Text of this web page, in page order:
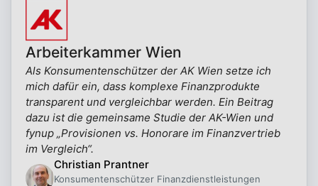
Arbeiterkammer Wien
Als Konsumentenschützer der AK Wien setze ich
mich dafür ein, dass komplexe Finanzprodukte
transparent und vergleichbar werden. Ein Beitrag
dazu ist die gemeinsame Studie der AK-Wien und
fynup „Provisionen vs. Honorare im Finanzvertrieb
im Vergleich“.
Christian Prantner
Konsumentenschützer Finanzdienstleistungen